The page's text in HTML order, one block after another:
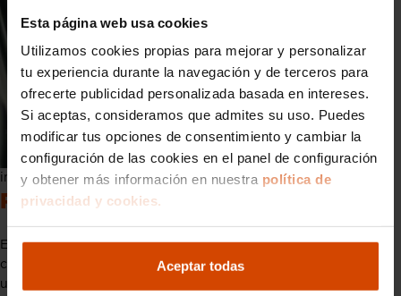
Esta página web usa cookies
Utilizamos cookies propias para mejorar y personalizar
tu experiencia durante la navegación y de terceros para
ofrecerte publicidad personalizada basada en intereses.
Si aceptas, consideramos que admites su uso. Puedes
modificar tus opciones de consentimiento y cambiar la
configuración de las cookies en el panel de configuración
y obtener más información en nuestra política de
privacidad y cookies.
Aceptar todas
interior del todoterreno
Referente del 4×4 funcional
En un mercado en el que muchos modelos se centran en el
confort y la tecnología, Santana se posiciona de nuevo como
un referente del 4×4 funcional. Su propuesta se orienta a